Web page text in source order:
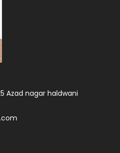
Azad nagar haldwani